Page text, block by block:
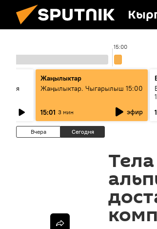
15:00
Жаңылыктар
Жаңылыктар. Чыгарылыш 15:00
15:01 3 мин эфир
Вчера Сегодня